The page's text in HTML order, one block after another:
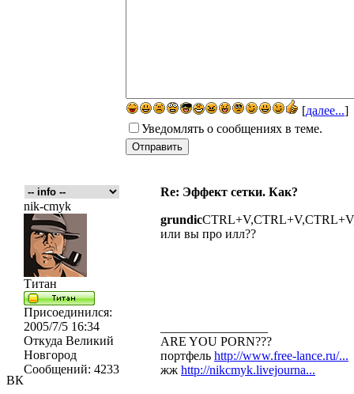
ВК
Re: Эффект сетки. Как?
nik-cmyk
Титан
Присоединился:
2005/7/5 16:34
Откуда Великий
Новгород
Сообщений: 4233
grundic
или вы про илл??
ARE YOU PORN???
портфель http://www.free-lance.ru/...
жж http://nikcmyk.livejourna...
[далее...]
Уведомлять о сообщениях в теме.